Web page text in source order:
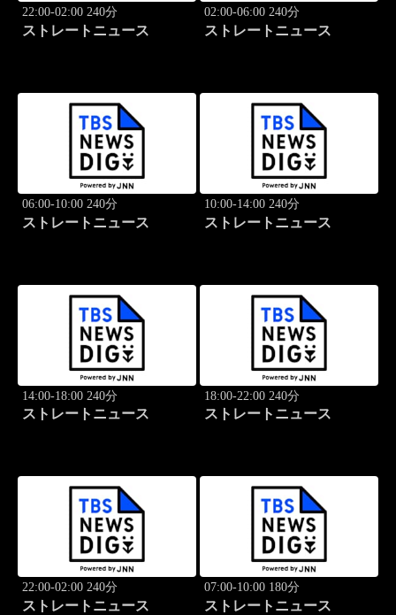
22:00-02:00 240分
ストレートニュース
02:00-06:00 240分
ストレートニュース
06:00-10:00 240分
ストレートニュース
10:00-14:00 240分
ストレートニュース
14:00-18:00 240分
ストレートニュース
18:00-22:00 240分
ストレートニュース
22:00-02:00 240分
ストレートニュース
07:00-10:00 180分
ストレートニュース